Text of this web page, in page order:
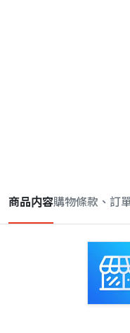
商品内容購物條款、訂